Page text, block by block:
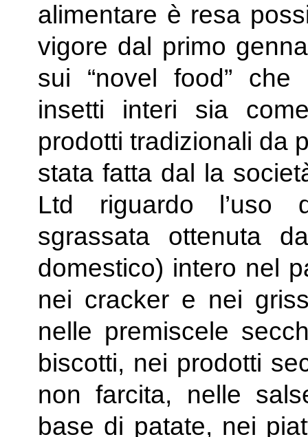
alimentare è resa
vigore dal primo
sui “novel food”
insetti interi sia
prodotti tradizionali da
stata fatta dal la
Ltd riguardo l’uso
sgrassata ottenuta
domestico) intero nel
nei cracker e nei
nelle premiscele
biscotti, nei prodotti
non farcita, nelle
base di patate, nei